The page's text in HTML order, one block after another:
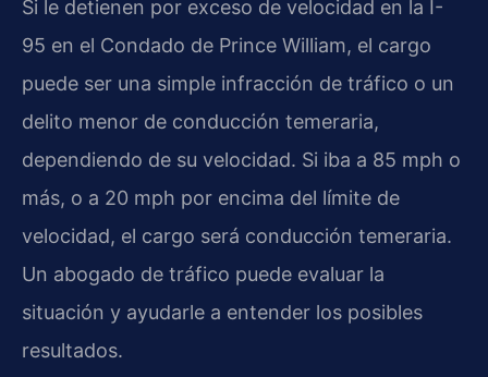
Si le detienen por exceso de velocidad en la I-
95 en el Condado de Prince William, el cargo
puede ser una simple infracción de tráfico o un
delito menor de conducción temeraria,
dependiendo de su velocidad. Si iba a 85 mph o
más, o a 20 mph por encima del límite de
velocidad, el cargo será conducción temeraria.
Un abogado de tráfico puede evaluar la
situación y ayudarle a entender los posibles
resultados.